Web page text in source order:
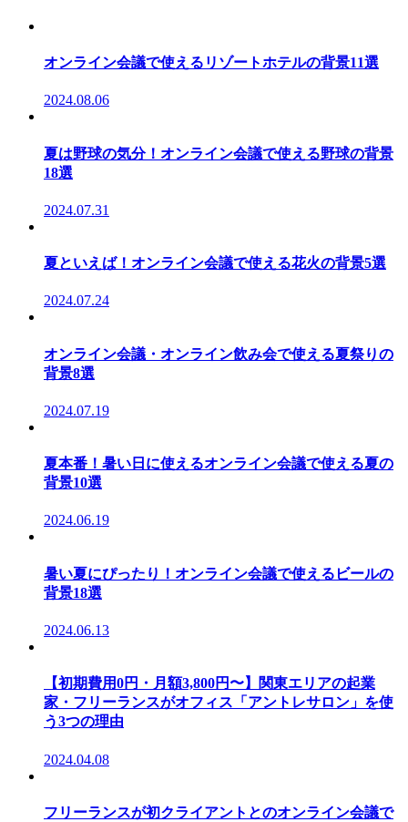
オンライン会議で使えるリゾートホテルの背景11選
2024.08.06
夏は野球の気分！オンライン会議で使える野球の背景
18選
2024.07.31
夏といえば！オンライン会議で使える花火の背景5選
2024.07.24
オンライン会議・オンライン飲み会で使える夏祭りの
背景8選
2024.07.19
夏本番！暑い日に使えるオンライン会議で使える夏の
背景10選
2024.06.19
暑い夏にぴったり！オンライン会議で使えるビールの
背景18選
2024.06.13
【初期費用0円・月額3,800円〜】関東エリアの起業
家・フリーランスがオフィス「アントレサロン」を使
う3つの理由
2024.04.08
フリーランスが初クライアントとのオンライン会議で